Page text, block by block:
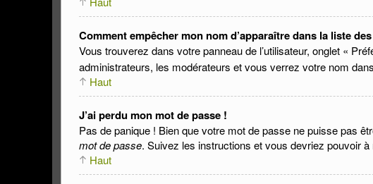
Comment empêcher mon nom d’apparaître dans la liste
Vous trouverez dans votre panneau de l’utilisateur, onglet «
administrateurs, les modérateurs et vous verrez votre nom
Haut
J’ai perdu mon mot de passe !
Pas de panique ! Bien que votre mot de passe ne puisse pas
mot de passe. Suivez les instructions et vous devriez pouvoir
Haut